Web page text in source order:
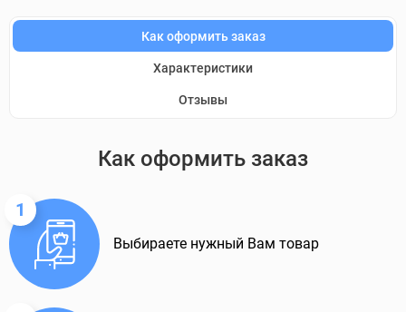
Как оформить заказ
Характеристики
Отзывы
Как оформить заказ
1
Выбираете нужный Вам товар